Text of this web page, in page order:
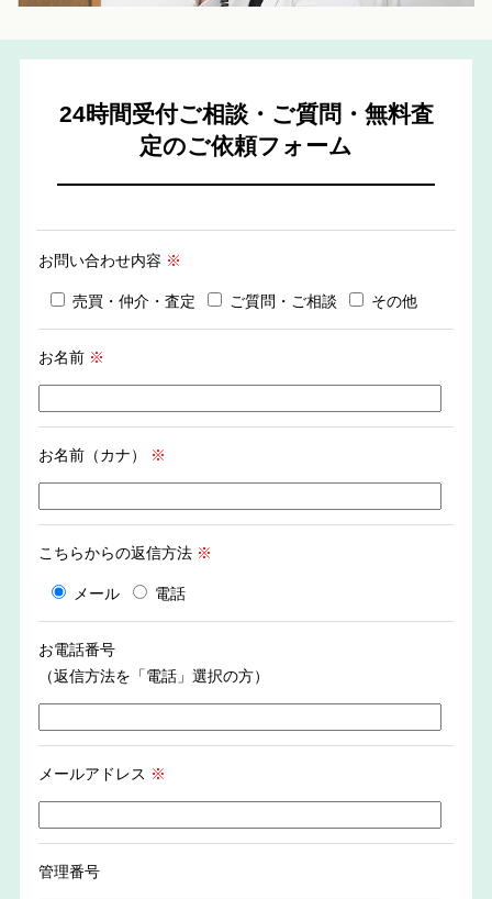
24時間受付ご相談・ご質問・無料査
定のご依頼フォーム
お問い合わせ内容 ※
売買・仲介・査定 ご質問・ご相談 その他
お名前 ※
お名前（カナ） ※
こちらからの返信方法 ※
メール 電話
お電話番号
（返信方法を「電話」選択の方）
メールアドレス ※
管理番号